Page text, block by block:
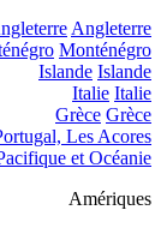
Angleterre
Monténégro
Islande Islande
Italie Italie
Grèce Grèce
Les Acores
et Océanie
Amériques